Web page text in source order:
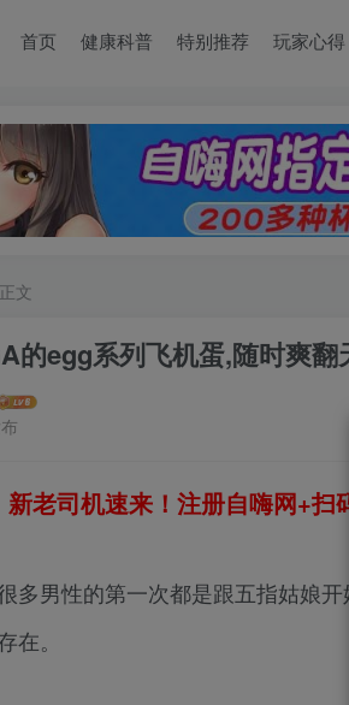
首页 健康科普 特别推荐 玩家心得
正文
的egg系列飞机蛋,随时爽翻
新老司机速来！注册自嗨网+扫
多男性的第一次都是跟五指姑娘
。